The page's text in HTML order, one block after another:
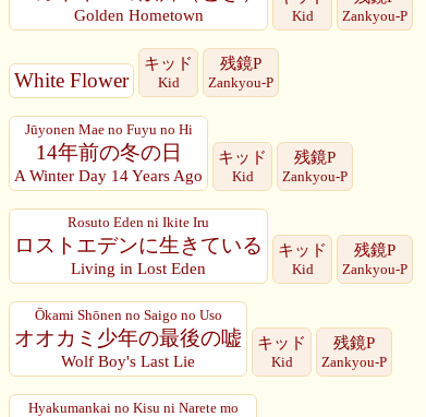
Golden Hometown Kid Zankyou-P
White Flower
キッド
Kid
残鏡P
Zankyou-P
Jūyonen Mae no Fuyu no Hi
14年前の冬の日
A Winter Day 14 Years Ago
キッド
Kid
残鏡P
Zankyou-P
Rosuto Eden ni Ikite Iru
ロストエデンに生きている
Living in Lost Eden
キッド
Kid
残鏡P
Zankyou-P
Ōkami Shōnen no Saigo no Uso
オオカミ少年の最後の嘘
Wolf Boy's Last Lie
キッド
Kid
残鏡P
Zankyou-P
Hyakumankai no Kisu ni Narete mo